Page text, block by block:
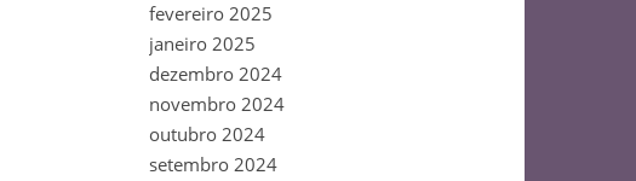
fevereiro 2025
janeiro 2025
dezembro 2024
novembro 2024
outubro 2024
setembro 2024